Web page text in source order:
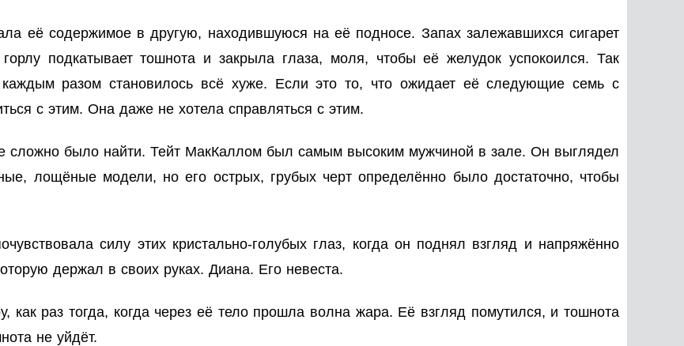
её содержимое в другую, находившуюся на её подносе. Запах залежавшихся сигарет
подкатывает тошнота и закрыла глаза, моля, чтобы её желудок успокоился. Так
разом становилось всё хуже. Если это то, что ожидает её следующие семь с
с этим. Она даже не хотела справляться с этим.
сложно было найти. Тейт МакКаллом был самым высоким мужчиной в зале. Он выглядел
лощёные модели, но его острых, грубых черт определённо было достаточно, чтобы
силу этих кристально-голубых глаз, когда он поднял взгляд и напряжённо
держал в своих руках. Диана. Его невеста.
как раз тогда, когда через её тело прошла волна жара. Её взгляд помутился, и тошнота
не уйдёт.